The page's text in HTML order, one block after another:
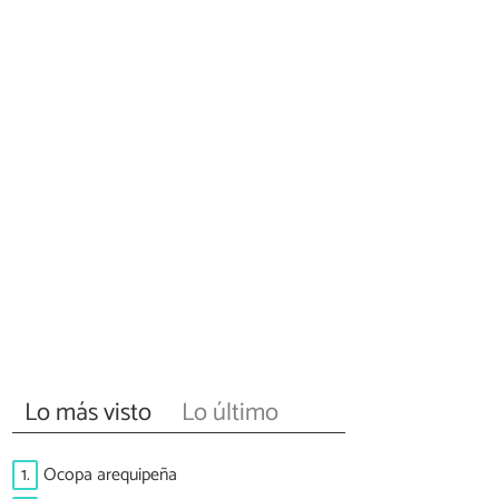
Lo más visto Lo último
1. Ocopa arequipeña